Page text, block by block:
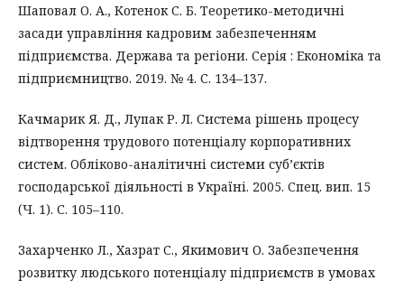
Шаповал О. А., Котенок С. Б. Теоретико-методичні
засади управління кадровим забезпеченням
підприємства. Держава та регіони. Серія : Економіка та
підприємництво. 2019. № 4. С. 134–137.
Качмарик Я. Д., Лупак Р. Л. Система рішень процесу
відтворення трудового потенціалу корпоративних
систем. Обліково-аналітичні системи суб’єктів
господарської діяльності в Україні. 2005. Спец. вип. 15
(Ч. 1). С. 105–110.
Захарченко Л., Хазрат С., Якимович О. Забезпечення
розвитку людського потенціалу підприємств в умовах